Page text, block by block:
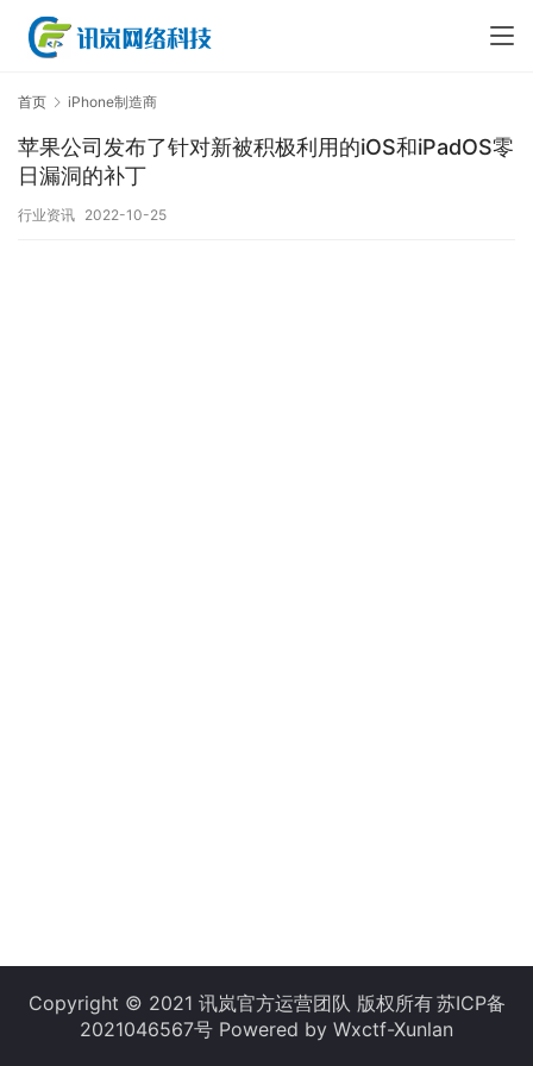
首页 iPhone制造商
苹果公司发布了针对新被积极利用的iOS和iPadOS零
日漏洞的补丁￼
行业资讯 2022-10-25
Copyright © 2021 讯岚官方运营团队 版权所有苏ICP备
2021046567号 Powered by Wxctf-Xunlan